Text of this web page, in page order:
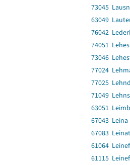
73045
63049
76042
74051
73046
77024
77025
71049
63051
67043 Leina
67083
61064
61115